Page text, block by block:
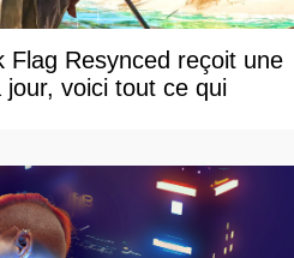
Flag Resynced reçoit une
voici tout ce qui